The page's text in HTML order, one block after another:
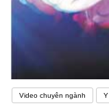
Video chuyên ngành